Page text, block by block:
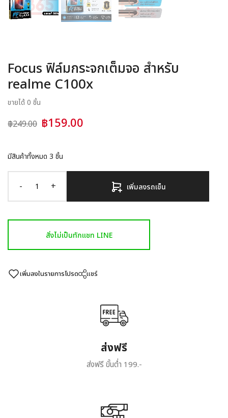
สินค้าอื่น ๆ
Focus ฟิล์มกระจกเต็มจอ สำหรับ
realme C100x
ขายได้ 0 ชิ้น
฿249.00 ฿159.00
มีสินค้าทั้งหมด 3 ชิ้น
- + เพิ่มลงรถเข็น
สั่งไม่เป็นทักแชท LINE
เพิ่มลงในรายการโปรด แชร์
ส่งฟรี
ส่งฟรี ขั้นต่ำ 199.-